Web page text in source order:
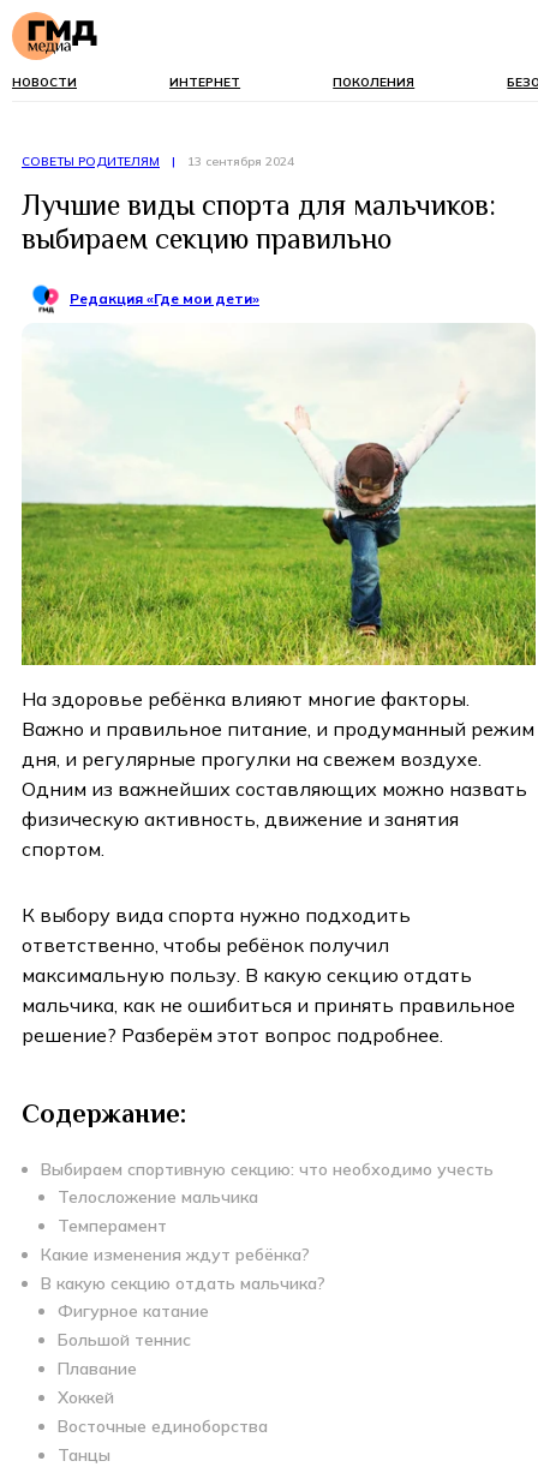
НОВОСТИ ИНТЕРНЕТ ПОКОЛЕНИЯ
СОВЕТЫ РОДИТЕЛЯМ | 13 сентября 2024
Лучшие виды спорта для мальчиков:
выбираем секцию правильно
Редакция «Где мои дети»
На здоровье ребёнка влияют многие факторы.
Важно и правильное питание, и продуманный режим
дня, и регулярные прогулки на свежем воздухе.
Одним из важнейших составляющих можно назвать
физическую активность, движение и занятия
спортом.
К выбору вида спорта нужно подходить
ответственно, чтобы ребёнок получил
максимальную пользу. В какую секцию отдать
мальчика, как не ошибиться и принять правильное
решение? Разберём этот вопрос подробнее.
Содержание:
Выбираем спортивную секцию: что необходимо учесть
Телосложение мальчика
Темперамент
Какие изменения ждут ребёнка?
В какую секцию отдать мальчика?
Фигурное катание
Большой теннис
Плавание
Хоккей
Восточные единоборства
Танцы